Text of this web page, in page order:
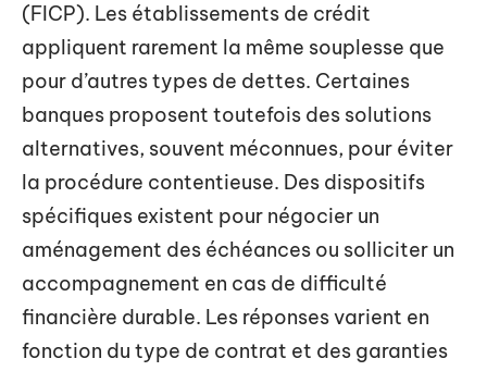
(FICP). Les établissements de crédit
appliquent rarement la même souplesse que
pour d’autres types de dettes. Certaines
banques proposent toutefois des solutions
alternatives, souvent méconnues, pour éviter
la procédure contentieuse. Des dispositifs
spécifiques existent pour négocier un
aménagement des échéances ou solliciter un
accompagnement en cas de difficulté
financière durable. Les réponses varient en
fonction du type de contrat et des garanties